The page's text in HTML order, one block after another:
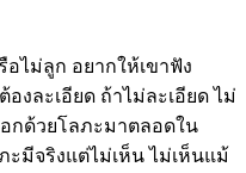
อไม่ลูก อยากให้เขาฟัง
งละเอียด ถ้าไม่ละเอียด ไม่
กด้วยโลภะมาตลอดใน
ะมีจริงแต่ไม่เห็น ไม่เห็นแม้